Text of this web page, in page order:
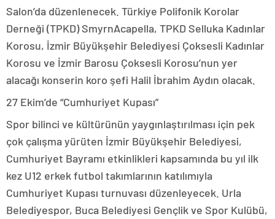
Salon’da düzenlenecek. Türkiye Polifonik Korolar
Derneği (TPKD) SmyrnAcapella, TPKD Selluka Kadınlar
Korosu, İzmir Büyükşehir Belediyesi Çoksesli Kadınlar
Korosu ve İzmir Barosu Çoksesli Korosu’nun yer
alacağı konserin koro şefi Halil İbrahim Aydın olacak.
27 Ekim’de “Cumhuriyet Kupası”
Spor bilinci ve kültürünün yaygınlaştırılması için pek
çok çalışma yürüten İzmir Büyükşehir Belediyesi,
Cumhuriyet Bayramı etkinlikleri kapsamında bu yıl ilk
kez U12 erkek futbol takımlarının katılımıyla
Cumhuriyet Kupası turnuvası düzenleyecek. Urla
Belediyespor, Buca Belediyesi Gençlik ve Spor Kulübü,